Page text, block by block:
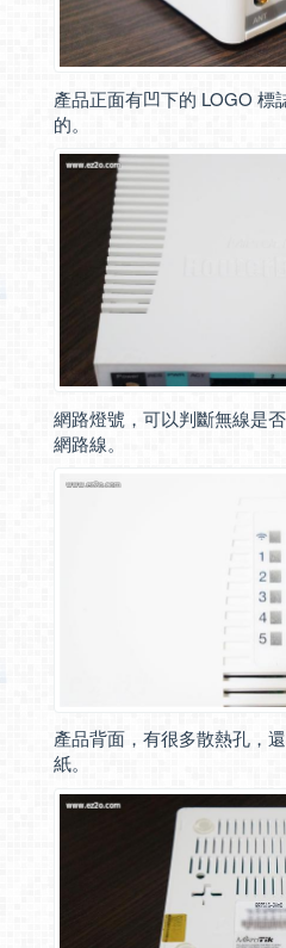
產品正面有凹下的 LOGO 標
的。
網路燈號，可以判斷無線是
網路線。
產品背面，有很多散熱孔，
紙。